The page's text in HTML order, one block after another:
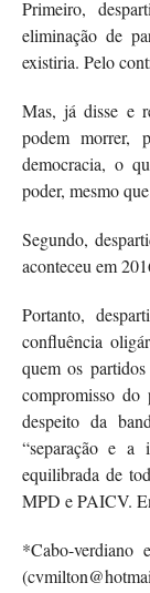
Primeiro,
eliminação de
existiria. Pelo
Mas, já disse e
podem morrer,
democracia, o
poder, mesmo
Segundo,
aconteceu em
Portanto,
confluência
quem os
compromisso
despeito da
“separação e a
equilibrada de
MPD e PAICV.
*Cabo-verdiano